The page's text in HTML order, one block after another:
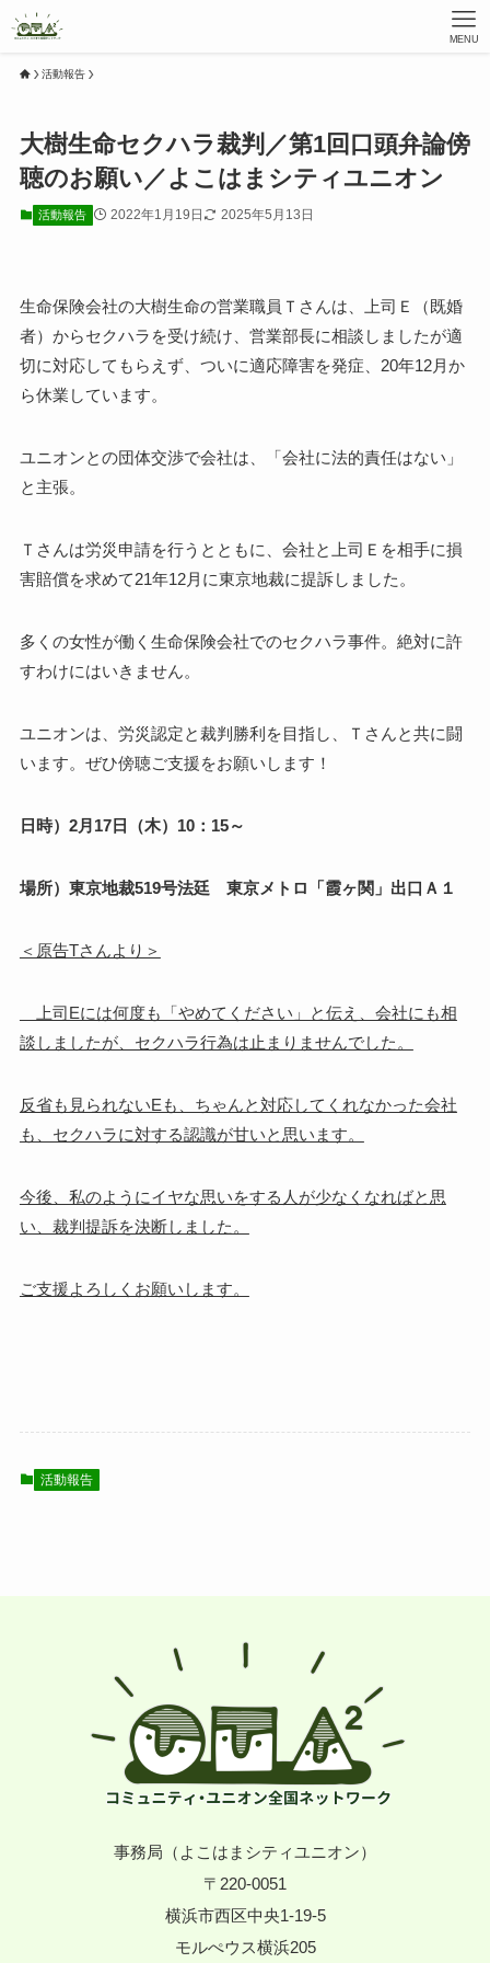
MENU
活動報告
大樹生命セクハラ裁判／第1回口頭弁論傍
聴のお願い／よこはまシティユニオン
活動報告 2022年1月19日 2025年5月13日
生命保険会社の大樹生命の営業職員Ｔさんは、上司Ｅ（既婚
者）からセクハラを受け続け、営業部長に相談しましたが適
切に対応してもらえず、ついに適応障害を発症、20年12月か
ら休業しています。
ユニオンとの団体交渉で会社は、「会社に法的責任はない」
と主張。
Ｔさんは労災申請を行うとともに、会社と上司Ｅを相手に損
害賠償を求めて21年12月に東京地裁に提訴しました。
多くの女性が働く生命保険会社でのセクハラ事件。絶対に許
すわけにはいきません。
ユニオンは、労災認定と裁判勝利を目指し、Ｔさんと共に闘
います。ぜひ傍聴ご支援をお願いします！
日時）2月17日（木）10：15～
場所）東京地裁519号法廷 東京メトロ「霞ヶ関」出口Ａ１
＜原告Tさんより＞
上司Eには何度も「やめてください」と伝え、会社にも相
談しましたが、セクハラ行為は止まりませんでした。
反省も見られないEも、ちゃんと対応してくれなかった会社
も、セクハラに対する認識が甘いと思います。
今後、私のようにイヤな思いをする人が少なくなればと思
い、裁判提訴を決断しました。
ご支援よろしくお願いします。
活動報告
事務局（よこはまシティユニオン）
〒220-0051
横浜市西区中央1-19-5
モルぺウス横浜205